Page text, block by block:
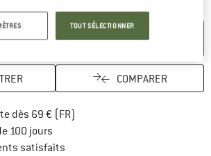
AJOUTER AU PANIER
COMPARER
dès 69 € (FR)
100 jours
satisfaits
TOUT SÉLECTIONNER